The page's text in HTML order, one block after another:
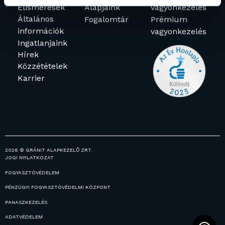
Elismerések
Általános
információk
Ingatlanjaink
Hírek
Közzétételek
Karrier
Alapjaink
Fogalomtár
vagyonkezelés
Prémium
vagyonkezelés
2026 © GRÁNIT ALAPKEZELŐ ZRT.
JOGI NYILATKOZAT
FOGYASZTÓVÉDELEM
PÉNZÜGYI FOGYASZTÓVÉDELMI KÖZPONT
PANASZKEZELÉS
ADATVÉDELEM